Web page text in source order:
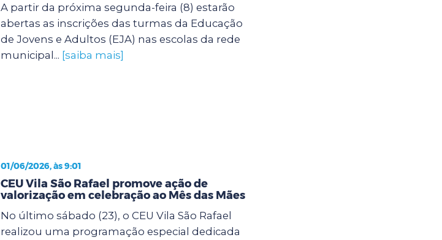
A partir da próxima segunda-feira (8) estarão
abertas as inscrições das turmas da Educação
de Jovens e Adultos (EJA) nas escolas da rede
municipal... [saiba mais]
01/06/2026, às 9:01
CEU Vila São Rafael promove ação de
valorização em celebração ao Mês das Mães
No último sábado (23), o CEU Vila São Rafael
realizou uma programação especial dedicada